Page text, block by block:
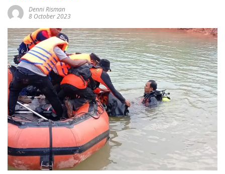
Denni Risman
8 October 2023